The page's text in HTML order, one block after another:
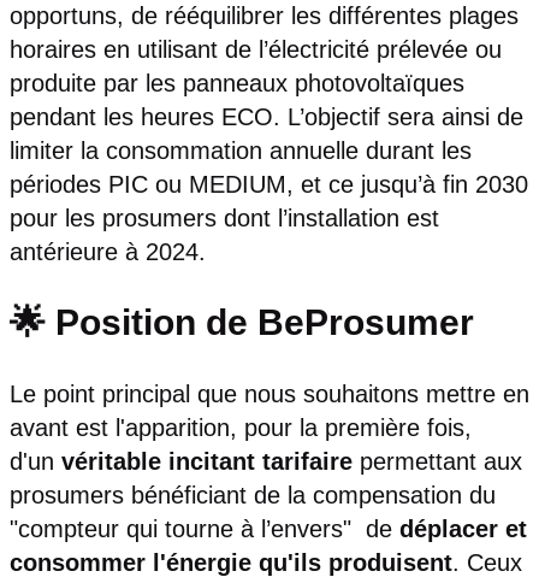
opportuns, de rééquilibrer les différentes plages
horaires en utilisant de l’électricité prélevée ou
produite par les panneaux photovoltaïques
pendant les heures ECO. L’objectif sera ainsi de
limiter la consommation annuelle durant les
périodes PIC ou MEDIUM, et ce jusqu’à fin 2030
pour les prosumers dont l’installation est
antérieure à 2024.
🌟 Position de BeProsumer
Le point principal que nous souhaitons mettre en
avant est l'apparition, pour la première fois,
d'un véritable incitant tarifaire permettant aux
prosumers bénéficiant de la compensation du
"compteur qui tourne à l’envers" de déplacer et
consommer l'énergie qu'ils produisent. Ceux